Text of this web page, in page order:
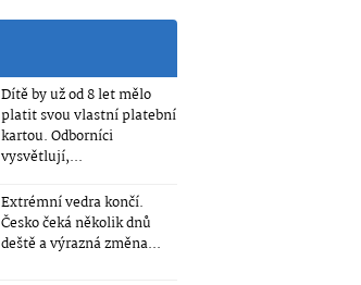
Dítě by už od 8 let mělo
platit svou vlastní platební
kartou. Odborníci
vysvětlují,...
Extrémní vedra končí.
Česko čeká několik dnů
deště a výrazná změna...